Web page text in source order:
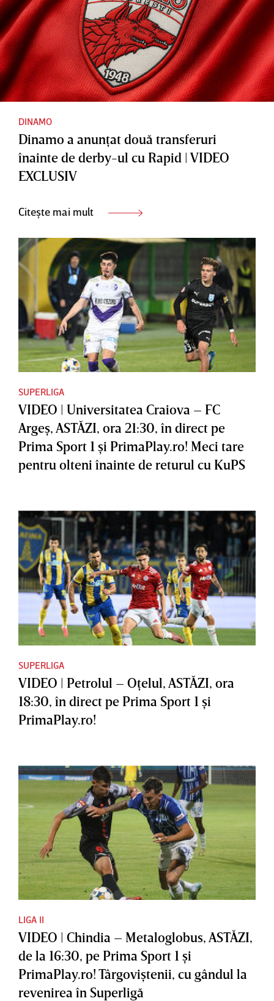
DINAMO
Dinamo a anunţat două transferuri
înainte de derby-ul cu Rapid | VIDEO
EXCLUSIV
Citește mai mult
SUPERLIGA
VIDEO | Universitatea Craiova – FC
Argeş, ASTĂZI, ora 21:30, în direct pe
Prima Sport 1 şi PrimaPlay.ro! Meci tare
pentru olteni înainte de returul cu KuPS
SUPERLIGA
VIDEO | Petrolul – Oţelul, ASTĂZI, ora
18:30, în direct pe Prima Sport 1 şi
PrimaPlay.ro!
LIGA II
VIDEO | Chindia – Metaloglobus, ASTĂZI,
de la 16:30, pe Prima Sport 1 şi
PrimaPlay.ro! Târgoviştenii, cu gândul la
revenirea în Superligă